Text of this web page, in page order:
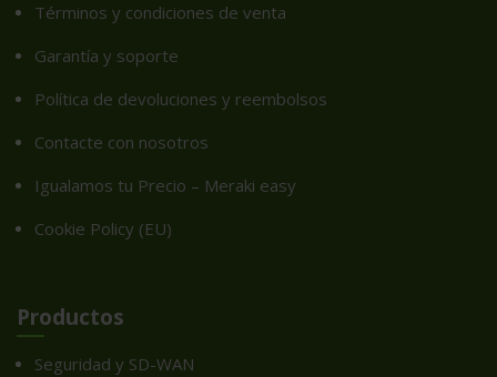
Términos y condiciones de venta
Garantía y soporte
Política de devoluciones y reembolsos
Contacte con nosotros
Igualamos tu Precio – Meraki easy
Cookie Policy (EU)
Productos
Seguridad y SD-WAN